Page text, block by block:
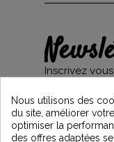
Inscrivez
et restez
Vintage
Nous utilisons des
du site, améliorer
optimiser la
des offres adaptées